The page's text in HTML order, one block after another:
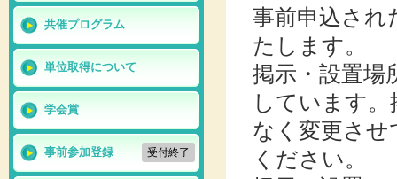
共催プログラム
単位取得について
学会賞
事前参加登録 受付終了
事前申込され
たします。
掲示・設置場
しています
なく変更さ
ください。